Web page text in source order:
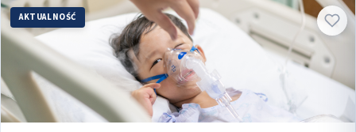
AKTUALNOŚĆ